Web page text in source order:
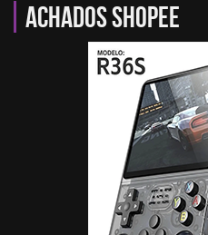
Achados Shopee